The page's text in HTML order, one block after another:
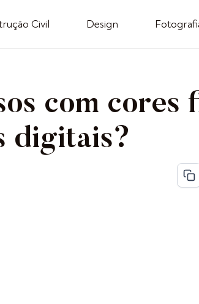
Civil Design
com cores
digitais?